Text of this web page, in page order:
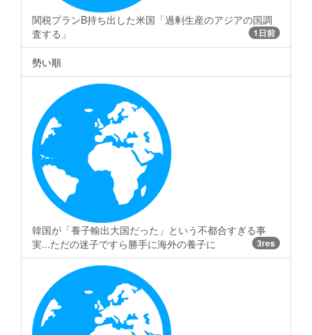
関税プランB持ち出した米国「過剰生産のアジアの国調
査する」
1日前
勢い順
韓国が「養子輸出大国だった」という不都合すぎる事
実...ただの迷子ですら勝手に海外の養子に
3res